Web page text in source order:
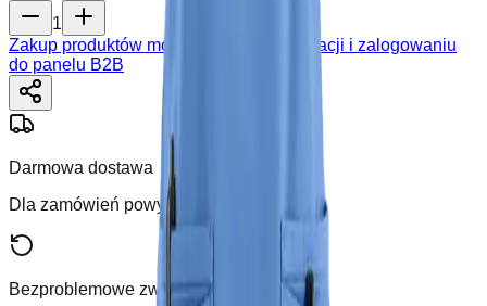
1
Zakup produktów możliwy jest po rejestracji i zalogowaniu
do panelu B2B
Darmowa dostawa
Dla zamówień powyżej 250 zł
Bezproblemowe zwroty